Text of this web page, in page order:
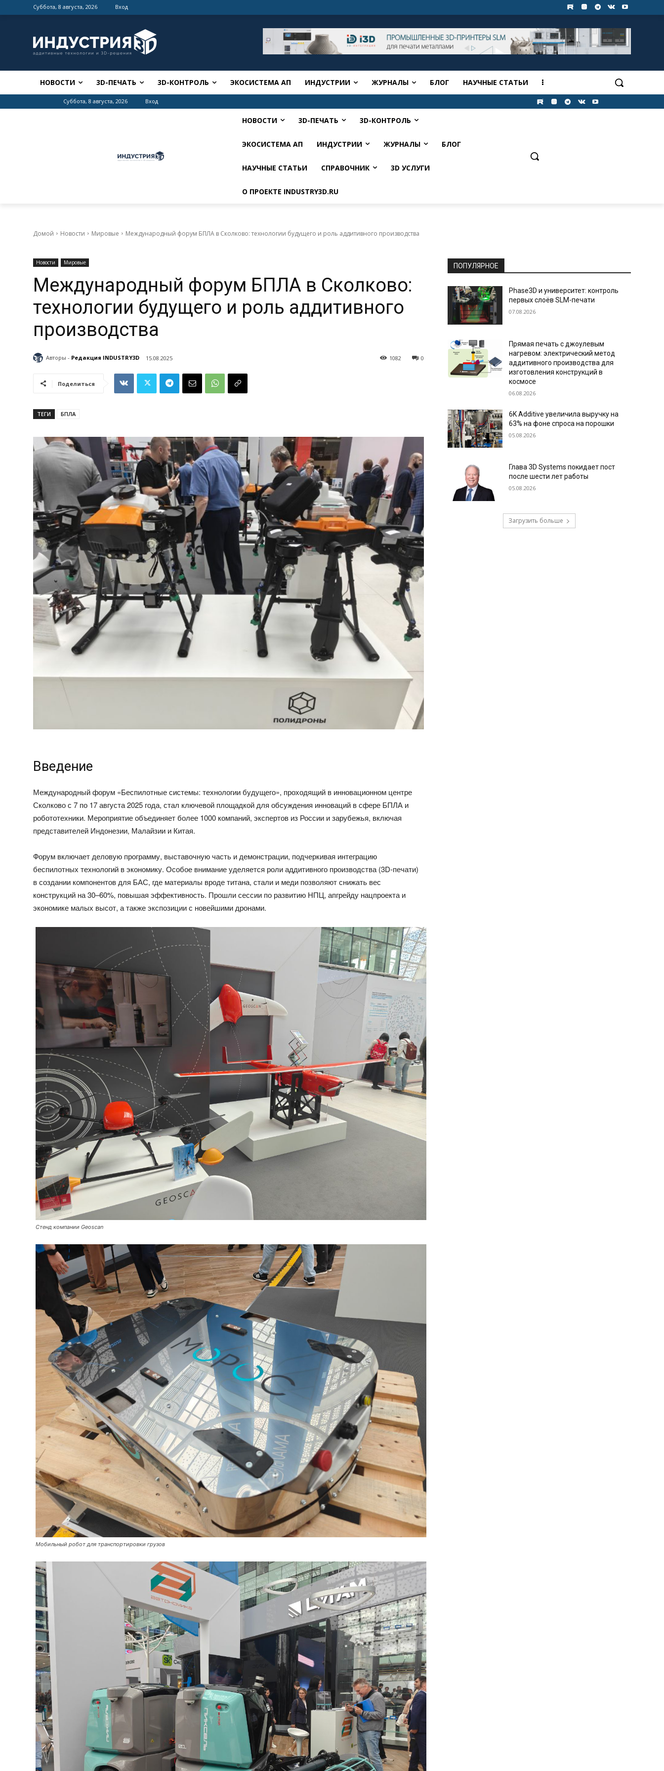
Суббота, 8 августа, 2026 Вход
НОВОСТИ 3D-ПЕЧАТЬ 3D-КОНТРОЛЬ ЭКОСИСТЕМА АП ИНДУСТРИИ ЖУРНАЛЫ БЛОГ НАУЧНЫЕ СТАТЬИ
Суббота, 8 августа, 2026 Вход
НОВОСТИ 3D-ПЕЧАТЬ 3D-КОНТРОЛЬ
ЭКОСИСТЕМА АП ИНДУСТРИИ ЖУРНАЛЫ БЛОГ
НАУЧНЫЕ СТАТЬИ СПРАВОЧНИК 3D УСЛУГИ
О ПРОЕКТЕ INDUSTRY3D.RU
Домой Новости Мировые Международный форум БПЛА в Сколково: технологии будущего и роль аддитивного производства
Новости Мировые
Международный форум БПЛА в Сколково:
технологии будущего и роль аддитивного
производства
Авторы - Редакция INDUSTRY3D 15.08.2025 0
1082
Поделиться
ТЕГИ БПЛА
Введение
Международный форум «Беспилотные системы: технологии будущего», проходящий в инновационном центре
Сколково с 7 по 17 августа 2025 года, стал ключевой площадкой для обсуждения инноваций в сфере БПЛА и
робототехники. Мероприятие объединяет более 1000 компаний, экспертов из России и зарубежья, включая
представителей Индонезии, Малайзии и Китая.
Форум включает деловую программу, выставочную часть и демонстрации, подчеркивая интеграцию
беспилотных технологий в экономику. Особое внимание уделяется роли аддитивного производства (3D-печати)
в создании компонентов для БАС, где материалы вроде титана, стали и меди позволяют снижать вес
конструкций на 30–60%, повышая эффективность. Прошли сессии по развитию НПЦ, апгрейду нацпроекта и
экономике малых высот, а также экспозиции с новейшими дронами.
Стенд компании Geoscan
Мобильный робот для транспортировки грузов
ПОПУЛЯРНОЕ
Phase3D и университет: контроль
первых слоёв SLM-печати
07.08.2026
Прямая печать с джоулевым
нагревом: электрический метод
аддитивного производства для
изготовления конструкций в
космосе
06.08.2026
6K Additive увеличила выручку на
63% на фоне спроса на порошки
05.08.2026
Глава 3D Systems покидает пост
после шести лет работы
05.08.2026
Загрузить больше